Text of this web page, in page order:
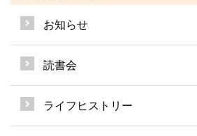
お知らせ
読書会
ライフヒストリー